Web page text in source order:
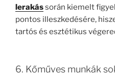
lerakássorán kiemelt
pontos illeszkedésére,
tartós és esztétikus
6. Kőműves munkák